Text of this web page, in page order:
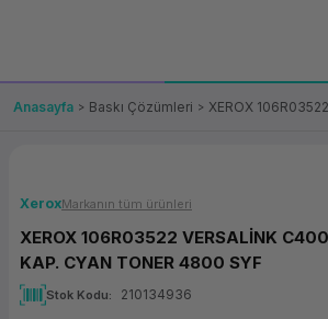
OT/VT
Fiş Yazıcı
Çözümleri
Bağlantı
Ürünler
Paketi
Anasayfa Baskı Çözümleri XEROX
XeroxMarkanın tüm ürünleri
XEROX 106R03522 VERSALİNK
KAP. CYAN TONER 4800 SYF
Stok Kodu 210134936